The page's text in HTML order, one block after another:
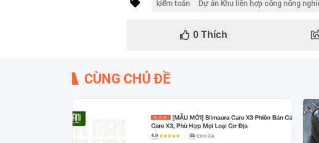
kiểm toán Dự án Khu liên hợp công nông
0Thích
CÙNG CHỦ ĐỀ